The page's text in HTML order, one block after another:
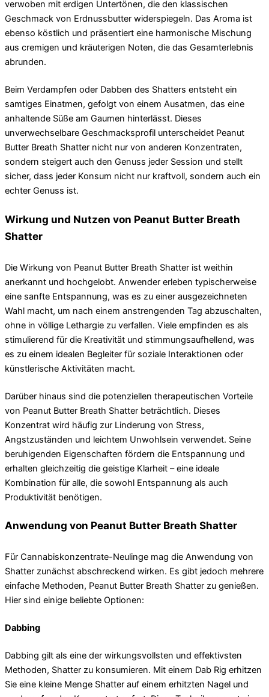
verwoben mit erdigen Untertönen, die den klassischen
Geschmack von Erdnussbutter widerspiegeln. Das Aroma ist
ebenso köstlich und präsentiert eine harmonische Mischung
aus cremigen und kräuterigen Noten, die das Gesamterlebnis
abrunden.
Beim Verdampfen oder Dabben des Shatters entsteht ein
samtiges Einatmen, gefolgt von einem Ausatmen, das eine
anhaltende Süße am Gaumen hinterlässt. Dieses
unverwechselbare Geschmacksprofil unterscheidet Peanut
Butter Breath Shatter nicht nur von anderen Konzentraten,
sondern steigert auch den Genuss jeder Session und stellt
sicher, dass jeder Konsum nicht nur kraftvoll, sondern auch ein
echter Genuss ist.
Wirkung und Nutzen von Peanut Butter Breath
Shatter
Die Wirkung von Peanut Butter Breath Shatter ist weithin
anerkannt und hochgelobt. Anwender erleben typischerweise
eine sanfte Entspannung, was es zu einer ausgezeichneten
Wahl macht, um nach einem anstrengenden Tag abzuschalten,
ohne in völlige Lethargie zu verfallen. Viele empfinden es als
stimulierend für die Kreativität und stimmungsaufhellend, was
es zu einem idealen Begleiter für soziale Interaktionen oder
künstlerische Aktivitäten macht.
Darüber hinaus sind die potenziellen therapeutischen Vorteile
von Peanut Butter Breath Shatter beträchtlich. Dieses
Konzentrat wird häufig zur Linderung von Stress,
Angstzuständen und leichtem Unwohlsein verwendet. Seine
beruhigenden Eigenschaften fördern die Entspannung und
erhalten gleichzeitig die geistige Klarheit – eine ideale
Kombination für alle, die sowohl Entspannung als auch
Produktivität benötigen.
Anwendung von Peanut Butter Breath Shatter
Für Cannabiskonzentrate-Neulinge mag die Anwendung von
Shatter zunächst abschreckend wirken. Es gibt jedoch mehrere
einfache Methoden, Peanut Butter Breath Shatter zu genießen.
Hier sind einige beliebte Optionen:
Dabbing
Dabbing gilt als eine der wirkungsvollsten und effektivsten
Methoden, Shatter zu konsumieren. Mit einem Dab Rig erhitzen
Sie eine kleine Menge Shatter auf einem erhitzten Nagel und